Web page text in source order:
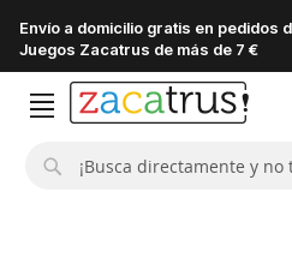
Envío a domicilio gratis en pedidos
Juegos Zacatrus de más de 7 €